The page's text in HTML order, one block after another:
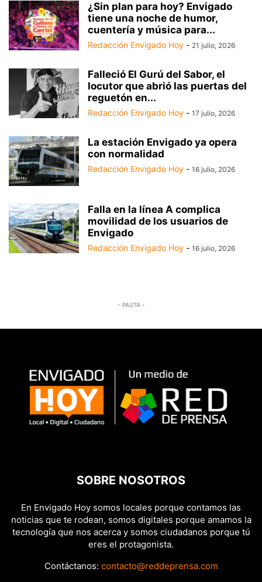
¿Sin plan para hoy? Envigado
tiene una noche de humor,
cuentería y música para...
Redacción Envigado Hoy - 21 julio, 2026
Falleció El Gurú del Sabor, el
locutor que abrió las puertas del
reguetón en...
Redacción Envigado Hoy - 17 julio, 2026
La estación Envigado ya opera
con normalidad
Redacción Envigado Hoy - 16 julio, 2026
Falla en la línea A complica
movilidad de los usuarios de
Envigado
Redacción Envigado Hoy - 16 julio, 2026
- PAUTA -
SOBRE NOSOTROS
En Envigado Hoy somos locales porque contamos las
noticias que te rodean, somos digitales porque amamos la
tecnología que nos acerca y somos ciudadanos porque tú
eres el protagonista.
Contáctanos: contacto@reddeprensa.com